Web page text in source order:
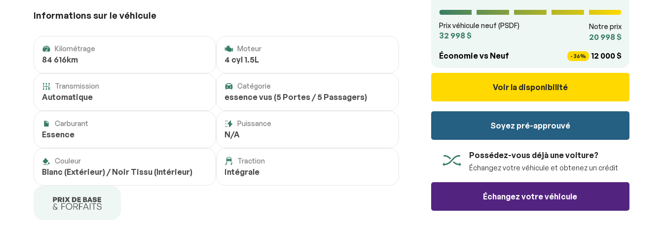
Prix véhicule neuf (PSDF)
32 998 $
Notre prix
20 998 $
Économie vs Neuf
- 36% 12 000 $
Voir la disponibilité
Soyez pré-approuvé
Possédez-vous déjà une voiture?
Échangez votre véhicule et obtenez un crédit
Échangez votre véhicule
Informations sur le véhicule
Kilométrage
84 616km
Moteur
4 cyl 1.5L
Transmission
Automatique
Catégorie
essence vus (5 Portes / 5 Passagers)
Carburant
Essence
Puissance
N/A
Couleur
Blanc (Extérieur) / Noir Tissu (Intérieur)
Traction
intégrale